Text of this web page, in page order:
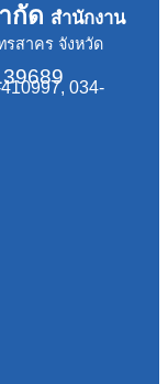
กัด สำนักงาน
รสาคร จังหวัด
034-